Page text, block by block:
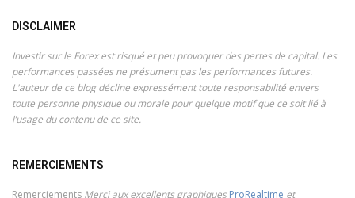
DISCLAIMER
Investir sur le Forex est risqué et peu provoquer des pertes de capital. Les
performances passées ne présument pas les performances futures.
L'auteur de ce blog décline expressément toute responsabilité envers
toute personne physique ou morale pour quelque motif que ce soit lié à
l’usage du contenu de ce site.
REMERCIEMENTS
Remerciements Merci aux excellents graphiques ProRealtime et